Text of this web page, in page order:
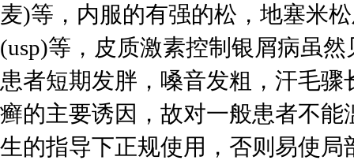
麦)等，内服的有强的松，地塞米
(usp)等，皮质激素控制银屑病虽
患者短期发胖，嗓音发粗，汗毛
癣的主要诱因，故对一般患者不
生的指导下正规使用，否则易使